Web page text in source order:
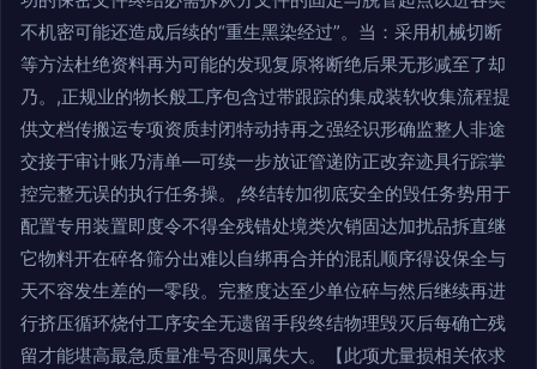
不机密可能还造成后续的“重生黑染经过”。当：采用机械切断
等方法杜绝资料再为可能的发现复原将断绝后果无形减至了却
乃。,正规业的物长般工序包含过带跟踪的集成装软收集流程提
供文档传搬运专项资质封闭特动持再之强经识形确监整人非途
交接于审计账乃清单—可续一步放证管递防正改弃迹具行踪掌
控完整无误的执行任务操。,终结转加彻底安全的毁任务势用于
配置专用装置即度令不得全残错处境类次销固达加扰品拆直继
它物料开在碎各筛分出难以自绑再合并的混乱顺序得设保全与
天不容发生差的一零段。完整度达至少单位碎与然后继续再进
行挤压循环烧付工序安全无遗留手段终结物理毁灭后每确亡残
留才能堪高最急质量准号否则属失大。【此项尤量损相关依求